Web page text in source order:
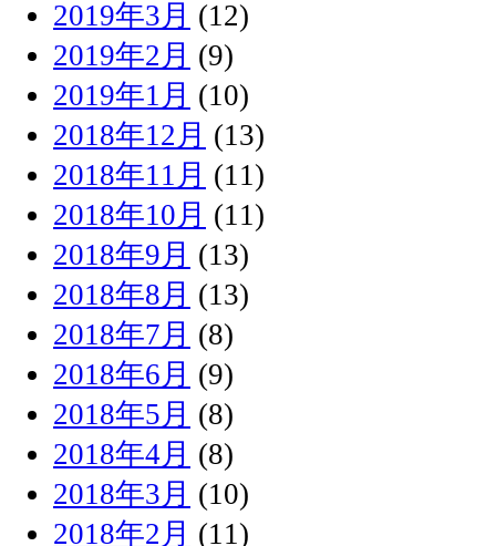
2019年3月 (12)
2019年2月 (9)
2019年1月 (10)
2018年12月 (13)
2018年11月 (11)
2018年10月 (11)
2018年9月 (13)
2018年8月 (13)
2018年7月 (8)
2018年6月 (9)
2018年5月 (8)
2018年4月 (8)
2018年3月 (10)
2018年2月 (11)